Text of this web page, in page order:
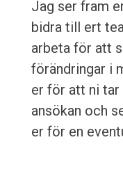
Jag ser fram
bidra till ert
arbeta för att
förändringar i
er för att ni
ansökan och
er för en